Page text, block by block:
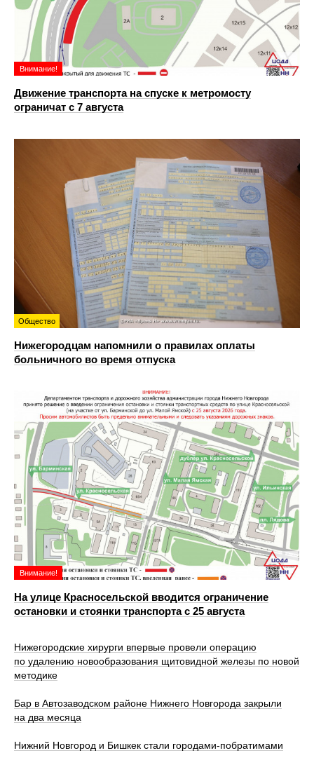
Внимание!
Движение транспорта на спуске к метромосту
ограничат с 7 августа
Общество
Нижегородцам напомнили о правилах оплаты
больничного во время отпуска
Внимание!
На улице Красносельской вводится ограничение
остановки и стоянки транспорта с 25 августа
Нижегородские хирурги впервые провели операцию
по удалению новообразования щитовидной железы по новой
методике
Бар в Автозаводском районе Нижнего Новгорода закрыли
на два месяца
Нижний Новгород и Бишкек стали городами-побратимами